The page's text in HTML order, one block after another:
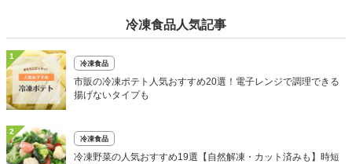
冷凍食品人気記事
1
冷凍食品
市販の冷凍ポテト人気おすすめ20選！電子レンジで調理できる
揚げないタイプも
2
冷凍食品
冷凍野菜の人気おすすめ19選【自然解凍・カット済みも】時短